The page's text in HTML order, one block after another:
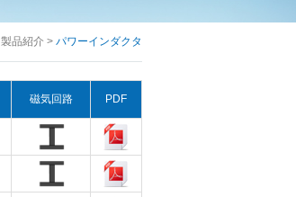
製品紹介 > パワーインダクタ
磁気回路 PDF